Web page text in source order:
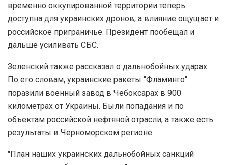
временно оккупированной территории теперь
доступна для украинских дронов, а влияние ощущает и
российское приграничье. Президент пообещал и
дальше усиливать СБС.
Зеленский также рассказал о дальнобойных ударах.
По его словам, украинские ракеты "Фламинго"
поразили военный завод в Чебоксарах в 900
километрах от Украины. Были попадания и по
объектам российской нефтяной отрасли, а также есть
результаты в Черноморском регионе.
"План наших украинских дальнобойных санкций